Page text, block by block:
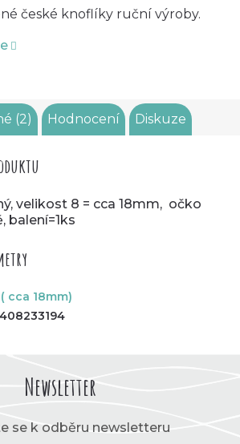
české knoflíky ruční výroby.
(2) Hodnocení Diskuze
velikost 8 = cca 18mm, očko
balení=1ks
cca 18mm)
Newsletter
se k odběru newsletteru